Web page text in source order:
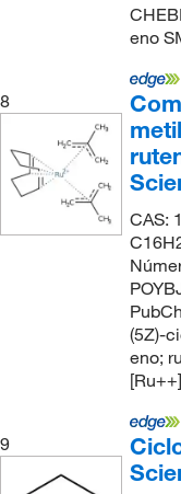
eno
8
CAS:
(5Z)-
eno;
9